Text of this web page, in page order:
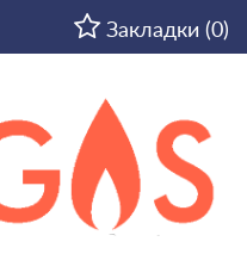
Закладки (0)